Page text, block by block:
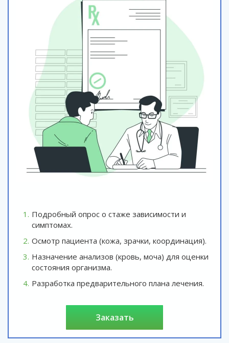
Подробный опрос о стаже зависимости и
симптомах.
Осмотр пациента (кожа, зрачки, координация).
Назначение анализов (кровь, моча) для оценки
состояния организма.
Разработка предварительного плана лечения.
заказать